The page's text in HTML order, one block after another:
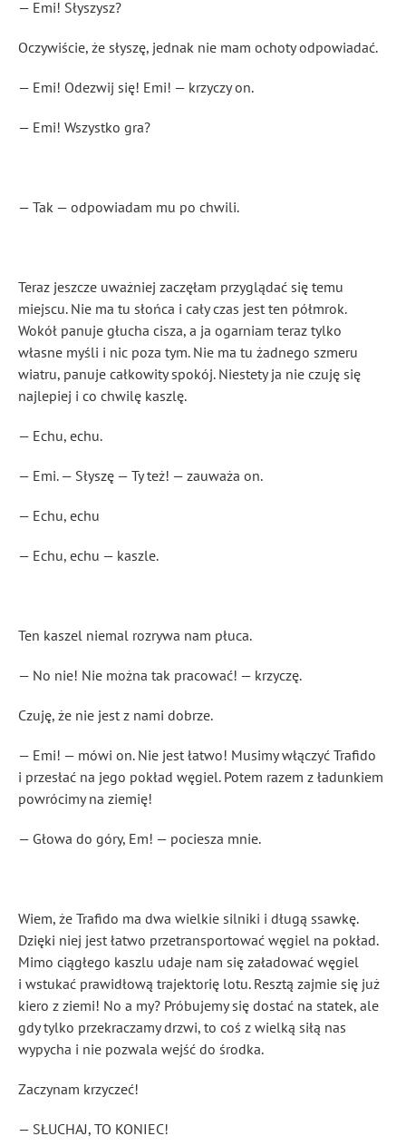
— Emi! Słyszysz?
Oczywiście, że słyszę, jednak nie mam ochoty odpowiadać.
— Emi! Odezwij się! Emi! — krzyczy on.
— Emi! Wszystko gra?
— Tak — odpowiadam mu po chwili.
Teraz jeszcze uważniej zaczęłam przyglądać się temu
miejscu. Nie ma tu słońca i cały czas jest ten półmrok.
Wokół panuje głucha cisza, a ja ogarniam teraz tylko
własne myśli i nic poza tym. Nie ma tu żadnego szmeru
wiatru, panuje całkowity spokój. Niestety ja nie czuję się
najlepiej i co chwilę kaszlę.
— Echu, echu.
— Emi. — Słyszę — Ty też! — zauważa on.
— Echu, echu
— Echu, echu — kaszle.
Ten kaszel niemal rozrywa nam płuca.
— No nie! Nie można tak pracować! — krzyczę.
Czuję, że nie jest z nami dobrze.
— Emi! — mówi on. Nie jest łatwo! Musimy włączyć Trafido
i przesłać na jego pokład węgiel. Potem razem z ładunkiem
powrócimy na ziemię!
— Głowa do góry, Em! — pociesza mnie.
Wiem, że Trafido ma dwa wielkie silniki i długą ssawkę.
Dzięki niej jest łatwo przetransportować węgiel na pokład.
Mimo ciągłego kaszlu udaje nam się załadować węgiel
i wstukać prawidłową trajektorię lotu. Resztą zajmie się już
kiero z ziemi! No a my? Próbujemy się dostać na statek, ale
gdy tylko przekraczamy drzwi, to coś z wielką siłą nas
wypycha i nie pozwala wejść do środka.
Zaczynam krzyczeć!
— SŁUCHAJ, TO KONIEC!